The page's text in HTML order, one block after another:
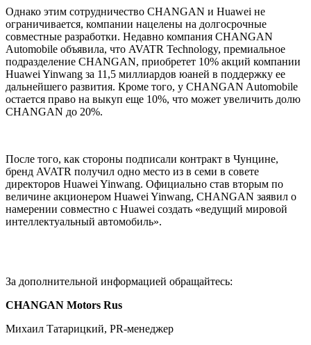
Однако этим сотрудничество CHANGAN и Huawei не
ограничивается, компании нацелены на долгосрочные
совместные разработки. Недавно компания CHANGAN
Automobile объявила, что AVATR Technology, премиальное
подразделение CHANGAN, приобретет 10% акций компании
Huawei Yinwang за 11,5 миллиардов юаней в поддержку ее
дальнейшего развития. Кроме того, у CHANGAN Automobile
остается право на выкуп еще 10%, что может увеличить долю
CHANGAN до 20%.
После того, как стороны подписали контракт в Чунцине,
бренд AVATR получил одно место из в семи в совете
директоров Huawei Yinwang. Официально став вторым по
величине акционером Huawei Yinwang, CHANGAN заявил о
намерении совместно с Huawei создать «ведущий мировой
интеллектуальный автомобиль».
За дополнительной информацией обращайтесь:
CHANGAN Motors Rus
Михаил Татарицкий, PR-менеджер